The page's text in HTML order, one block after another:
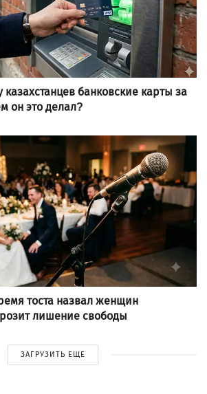
банковские карты за
он это делал?
тоста назвал женщин
лишение свободы
ЗАГРУЗИТЬ ЕЩЕ